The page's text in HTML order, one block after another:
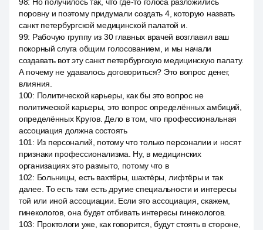
поровну и поэтому придумали создать 4, которую назвать
санкт петербургской медицинской палатой и.
99: Рабочую группу из 30 главных врачей возглавил ваш
покорный слуга общим голосованием, и мы начали
создавать вот эту санкт петербургскую медицинскую палату.
А почему не удавалось договориться? Это вопрос денег,
влияния.
100: Политической карьеры, как бы это вопрос не
политической карьеры, это вопрос определённых амбиций,
определённых Кругов. Дело в том, что профессиональная
ассоциация должна состоять
101 : Из персоналий, потому что только персоналии и носят
признаки профессионализма. Ну, в медицинских
организациях это размыто, потому что в
102: Больницы, есть вахтёры, шахтёры, лифтёры и так
далее. То есть там есть другие специальности и интересы
той или иной ассоциации. Если это ассоциация, скажем,
гинекологов, она будет отбивать интересы гинекологов.
103: Проктологи уже, как говорится, будут стоять в стороне,